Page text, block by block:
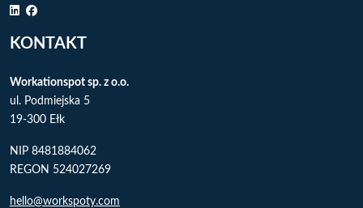
KONTAKT
Workationspot sp. z o.o.
ul. Podmiejska 5
19-300 Ełk
NIP 8481884062
REGON 524027269
hello@workspoty.com